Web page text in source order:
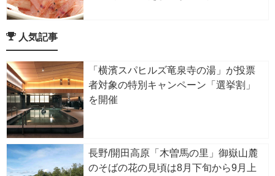
人気記事
「横濱スパヒルズ竜泉寺の湯」が投票
者対象の特別キャンペーン「選挙割」
を開催
長野/開田高原「木曽馬の里」御嶽山麓
のそばの花の見頃は8月下旬から9月上